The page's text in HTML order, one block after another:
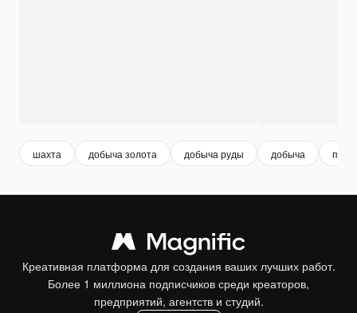
шахта добыча золота добыча руды добыча
Креативная платформа для создания ваших лучших работ.
Более 1 миллиона подписчиков среди креаторов,
предприятий, агентств и студий.